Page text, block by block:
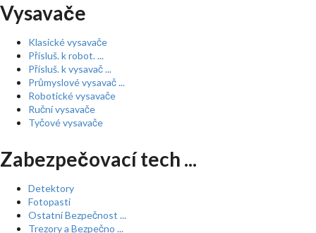
Vysavače
Klasické vysavače
Přísluš. k robot. ...
Přísluš. k vysavač ...
Průmyslové vysavač ...
Robotické vysavače
Ruční vysavače
Tyčové vysavače
Zabezpečovací tech ...
Detektory
Fotopasti
Ostatní Bezpečnost ...
Trezory a Bezpečno ...